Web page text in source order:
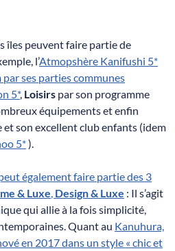
îles peuvent faire partie de
l’Atmopshère Kanifushi 5*
par ses parties communes
5*, Loisirs par son programme
équipements et enfin
et son excellent club enfants (idem
5*).
également faire partie des 3
& Luxe Design & Luxe : Il s’agit
qui allie à la fois simplicité,
Quant au Kanuhura,
en 2017 dans un style « chic et